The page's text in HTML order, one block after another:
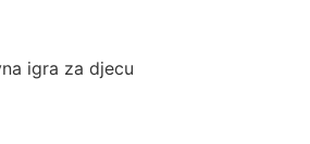
igra za djecu